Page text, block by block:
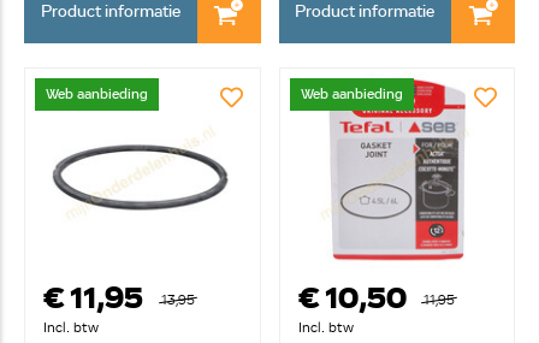
Product informatie Product informatie
Web aanbieding
€ 11,95
13,95
Incl. btw
Web aanbieding
€ 10,50
11,95
Incl. btw